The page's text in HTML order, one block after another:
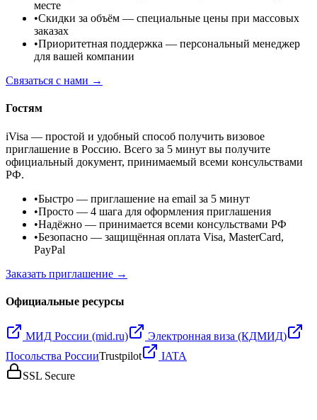
месте
•Скидки за объём — специальные цены при массовых
заказах
•Приоритетная поддержка — персональный менеджер
для вашей компании
Связаться с нами →
Гостям
iVisa — простой и удобный способ получить визовое
приглашение в Россию. Всего за 5 минут вы получите
официальный документ, принимаемый всеми консульствами
РФ.
•Быстро — приглашение на email за 5 минут
•Просто — 4 шага для оформления приглашения
•Надёжно — принимается всеми консульствами РФ
•Безопасно — защищённая оплата Visa, MasterCard,
PayPal
Заказать приглашение →
Официальные ресурсы
МИД России (mid.ru)
Электронная виза (КДМИД)
Посольства РоссииTrustpilot
IATA
SSL Secure